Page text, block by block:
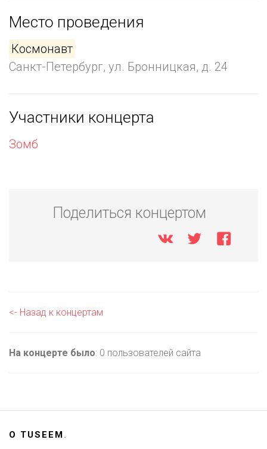
Место проведения
Космонавт
Санкт-Петербург, ул. Бронницкая, д. 24
Участники концерта
Зомб
Поделиться концертом
<- Назад к концертам
На концерте было: 0 пользователей сайта
О TUSEEM.